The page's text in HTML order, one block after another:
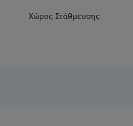
Χώρος Στάθμευσης